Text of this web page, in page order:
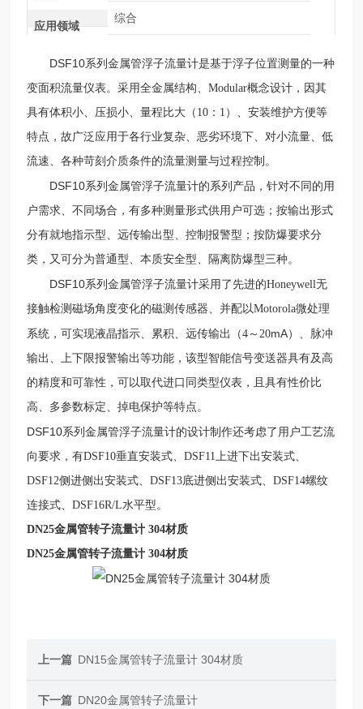
应用领域
综合
DSF10系列金属管浮子流量计是基于浮子位置测量的一种
变面积流量仪表。采用全金属结构、Modular概念设计，因其
具有体积小、压损小、量程比大（ 10 ： 1 ）、安装维护方便等
特点，故广泛应用于各行业复杂、恶劣环境下、对小流量、低
流速、各种苛刻介质条件的流量测量与过程控制。
DSF10系列金属管浮子流量计的系列产品，针对不同的用
户需求、不同场合，有多种测量形式供用户可选；按输出形式
分有就地指示型、远传输出型、控制报警型；按防爆要求分
类，又可分为普通型、本质安全型、隔离防爆型三种。
DSF10系列金属管浮子流量计采用了先进的Honeywell无
接触检测磁场角度变化的磁测传感器、并配以Motorola微处理
系统，可实现液晶指示、累积、远传输出（4 ～ 20mA）、脉冲
输出、上下限报警输出等功能，该型智能信号变送器具有及高
的精度和可靠性，可以取代进口同类型仪表，且具有性价比
高、多参数标定、掉电保护等特点。
DSF10系列金属管浮子流量计的设计制作还考虑了用户工艺流
向要求，有DSF10垂直安装式、DSF11 上进下出安装式、
DSF12侧进侧出安装式、DSF13底进侧出安装式、DSF14螺纹
连接式、DSF16R/L水平型。
DN25金属管转子流量计 304材质
DN25金属管转子流量计 304材质
上一篇 DN15金属管转子流量计 304材质
下一篇 DN20金属管转子流量计